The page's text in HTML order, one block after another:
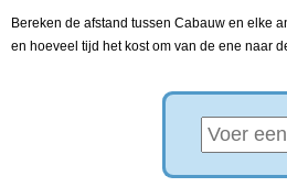
Bereken de afstand tussen Cabauw en elke
en hoeveel tijd het kost om van de ene naar